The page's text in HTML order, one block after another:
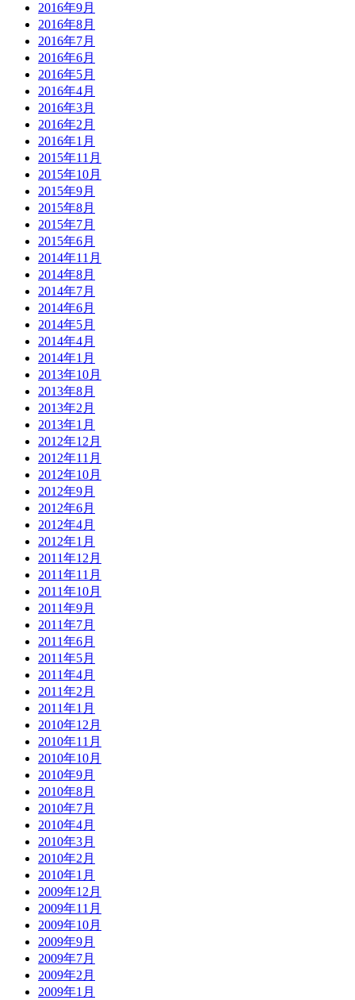
2016年9月
2016年8月
2016年7月
2016年6月
2016年5月
2016年4月
2016年3月
2016年2月
2016年1月
2015年11月
2015年10月
2015年9月
2015年8月
2015年7月
2015年6月
2014年11月
2014年8月
2014年7月
2014年6月
2014年5月
2014年4月
2014年1月
2013年10月
2013年8月
2013年2月
2013年1月
2012年12月
2012年11月
2012年10月
2012年9月
2012年6月
2012年4月
2012年1月
2011年12月
2011年11月
2011年10月
2011年9月
2011年7月
2011年6月
2011年5月
2011年4月
2011年2月
2011年1月
2010年12月
2010年11月
2010年10月
2010年9月
2010年8月
2010年7月
2010年4月
2010年3月
2010年2月
2010年1月
2009年12月
2009年11月
2009年10月
2009年9月
2009年7月
2009年2月
2009年1月